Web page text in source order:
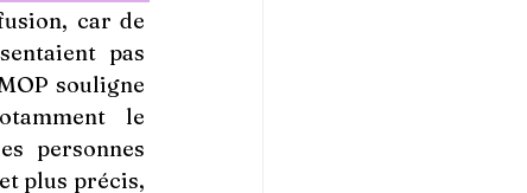
car de
pas
souligne
le
personnes
plus précis,